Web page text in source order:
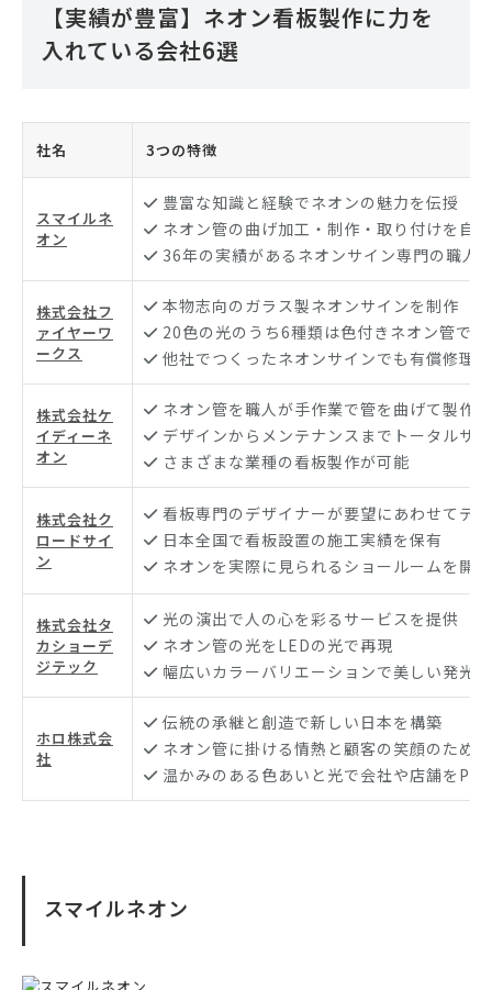
【実績が豊富】ネオン看板製作に力を
入れている会社6選
社名 3つの特徴
スマイルネ
オン
豊富な知識と経験でネオンの魅力を伝授
ネオン管の曲げ加工・制作・取り付けを自
36年の実績があるネオンサイン専門の職人
株式会社フ
ァイヤーワ
ークス
本物志向のガラス製ネオンサインを制作
20色の光のうち6種類は色付きネオン管で
他社でつくったネオンサインでも有償修理
株式会社ケ
イディーネ
オン
ネオン管を職人が手作業で管を曲げて製作
デザインからメンテナンスまでトータルサ
さまざまな業種の看板製作が可能
株式会社ク
ロードサイ
ン
看板専門のデザイナーが要望にあわせてデ
日本全国で看板設置の施工実績を保有
ネオンを実際に見られるショールームを開設
株式会社タ
カショーデ
ジテック
光の演出で人の心を彩るサービスを提供
ネオン管の光をLEDの光で再現
幅広いカラーバリエーションで美しい発光
ホロ株式会
社
伝統の承継と創造で新しい日本を構築
ネオン管に掛ける情熱と顧客の笑顔のため
温かみのある色あいと光で会社や店舗をPR
スマイルネオン